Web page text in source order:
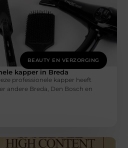
BEAUTY EN VERZORGING
kapper in Breda
professionele kapper heeft
andere Breda, Den Bosch en